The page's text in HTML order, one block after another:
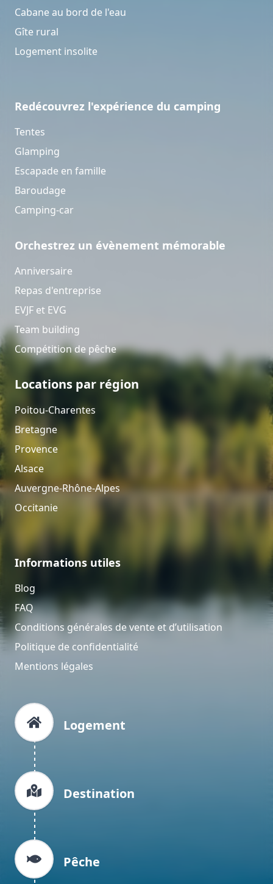
Cabane au bord de l'eau
Gîte rural
Logement insolite
Redécouvrez l'expérience du camping
Tentes
Glamping
Escapade en famille
Baroudage
Camping-car
Orchestrez un évènement mémorable
Anniversaire
Repas d'entreprise
EVJF et EVG
Team building
Compétition de pêche
Locations par région
Poitou-Charentes
Bretagne
Provence
Alsace
Auvergne-Rhône-Alpes
Occitanie
Informations utiles
Blog
FAQ
Conditions générales de vente et d’utilisation
Politique de confidentialité
Mentions légales
Logement
Destination
Pêche